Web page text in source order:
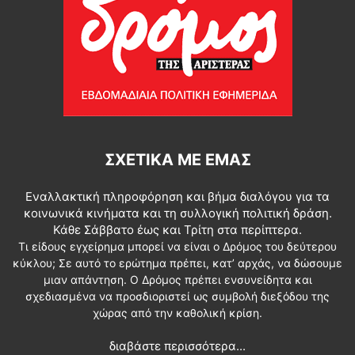
ΣΧΕΤΙΚΆ ΜΕ ΕΜΆΣ
Εναλλακτική πληροφόρηση και βήμα διαλόγου για τα
κοινωνικά κινήματα και τη συλλογική πολιτική δράση.
Κάθε Σάββατο έως και Τρίτη στα περίπτερα.
Τι είδους εγχείρημα μπορεί να είναι ο Δρόμος του δεύτερου
κύκλου; Σε αυτό το ερώτημα πρέπει, κατ’ αρχάς, να δώσουμε
μιαν απάντηση. Ο Δρόμος πρέπει ενσυνείδητα και
σχεδιασμένα να προσδιοριστεί ως συμβολή διεξόδου της
χώρας από την καθολική κρίση.
διαβάστε περισσότερα...